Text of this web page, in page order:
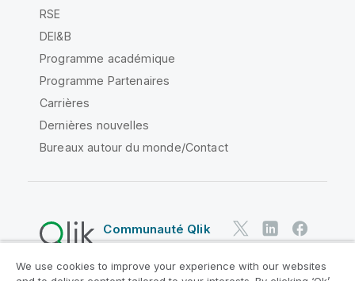
RSE
DEI&B
Programme académique
Programme Partenaires
Carrières
Dernières nouvelles
Bureaux autour du monde/Contact
Communauté Qlik
Contrats juridiques
We use cookies to improve your experience with our websites